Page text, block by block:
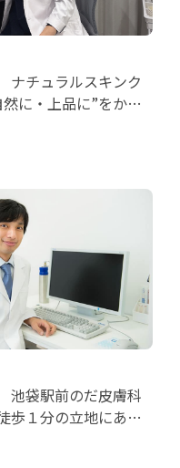
チュラルスキンク
に・上品に”をかな
袋駅前のだ皮膚科
歩１分の立地にある